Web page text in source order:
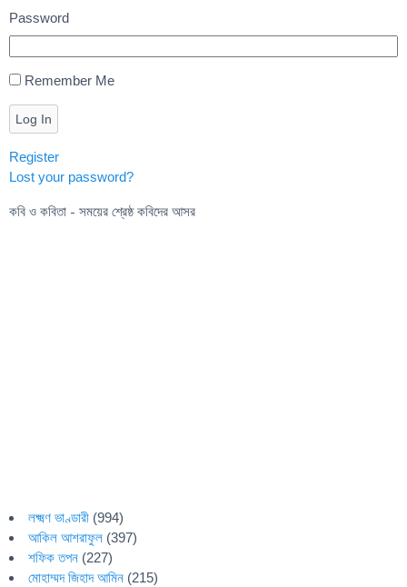
Password
Remember Me
Log In
Register
Lost your password?
কবি ও কবিতা - সময়ের শ্রেষ্ঠ কবিদের আসর
লক্ষ্মণ ভাণ্ডারী (994)
আকিল আশরাফুল (397)
শফিক তপন (227)
মোহাম্মদ জিহাদ আমিন (215)